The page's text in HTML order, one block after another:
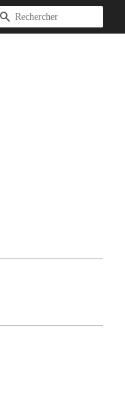
Recherche